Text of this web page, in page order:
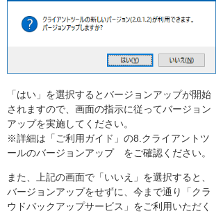
「はい」を選択するとバージョンアップが開始
されますので、画面の指示に従ってバージョン
アップを実施してください。
※詳細は「ご利用ガイド」の8.クライアントツ
ールのバージョンアップ をご確認ください。
また、上記の画面で「いいえ」を選択すると、
バージョンアップをせずに、今まで通り「クラ
ウドバックアップサービス」をご利用いただく